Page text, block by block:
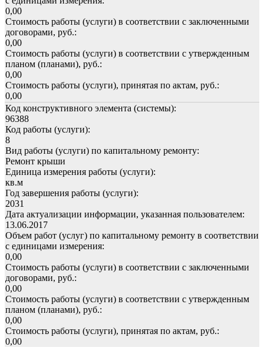
0,00
Стоимость работы (услуги) в соответствии с заключенными
договорами, руб.:
0,00
Стоимость работы (услуги) в соответствии с утвержденным
планом (планами), руб.:
0,00
Стоимость работы (услуги), принятая по актам, руб.:
0,00
Код конструктивного элемента (системы):
96388
Код работы (услуги):
8
Вид работы (услуги) по капитальному ремонту:
Ремонт крыши
Единица измерения работы (услуги):
кв.м
Год завершения работы (услуги):
2031
Дата актуализации информации, указанная пользователем:
13.06.2017
Объем работ (услуг) по капитальному ремонту в соответствии
с единицами измерения:
0,00
Стоимость работы (услуги) в соответствии с заключенными
договорами, руб.:
0,00
Стоимость работы (услуги) в соответствии с утвержденным
планом (планами), руб.:
0,00
Стоимость работы (услуги), принятая по актам, руб.:
0,00